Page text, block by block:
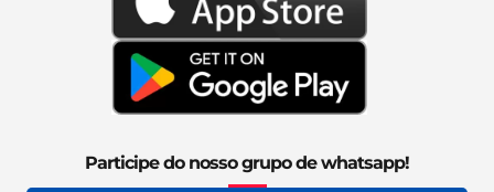
Participe do nosso grupo de whatsapp!